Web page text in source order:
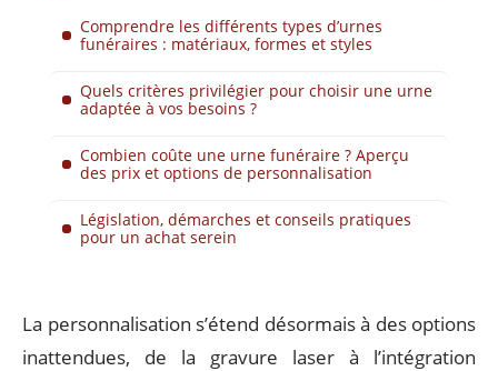
Comprendre les différents types d’urnes
funéraires : matériaux, formes et styles
Quels critères privilégier pour choisir une urne
adaptée à vos besoins ?
Combien coûte une urne funéraire ? Aperçu
des prix et options de personnalisation
Législation, démarches et conseils pratiques
pour un achat serein
La personnalisation s’étend désormais à des options
inattendues, de la gravure laser à l’intégration